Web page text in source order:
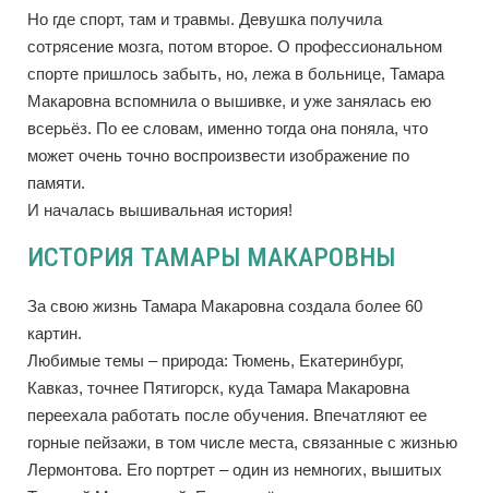
Но где спорт, там и травмы. Девушка получила
сотрясение мозга, потом второе. О профессиональном
спорте пришлось забыть, но, лежа в больнице, Тамара
Макаровна вспомнила о вышивке, и уже занялась ею
всерьёз. По ее словам, именно тогда она поняла, что
может очень точно воспроизвести изображение по
памяти.
И началась вышивальная история!
ИСТОРИЯ ТАМАРЫ МАКАРОВНЫ
За свою жизнь Тамара Макаровна создала более 60
картин.
Любимые темы – природа: Тюмень, Екатеринбург,
Кавказ, точнее Пятигорск, куда Тамара Макаровна
переехала работать после обучения. Впечатляют ее
горные пейзажи, в том числе места, связанные с жизнью
Лермонтова. Его портрет – один из немногих, вышитых